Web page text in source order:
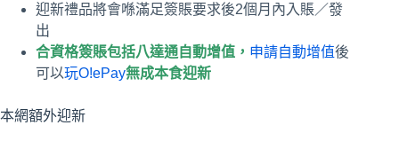
迎新禮品將會喺滿足簽賬要求後2個月內入賬／發
出
合資格簽賬包括八達通自動增值， 申請自動增值後
可以玩O!ePay無成本食迎新
本網額外迎新